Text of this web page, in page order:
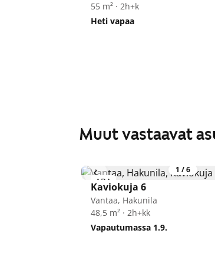
55 m² · 2h+k
Heti vapaa
Muut vastaavat
1 /6
ARA
Kaviokuja 6
Vantaa, Hakunila
48,5 m² · 2h+kk
Vapautumassa 1.9.